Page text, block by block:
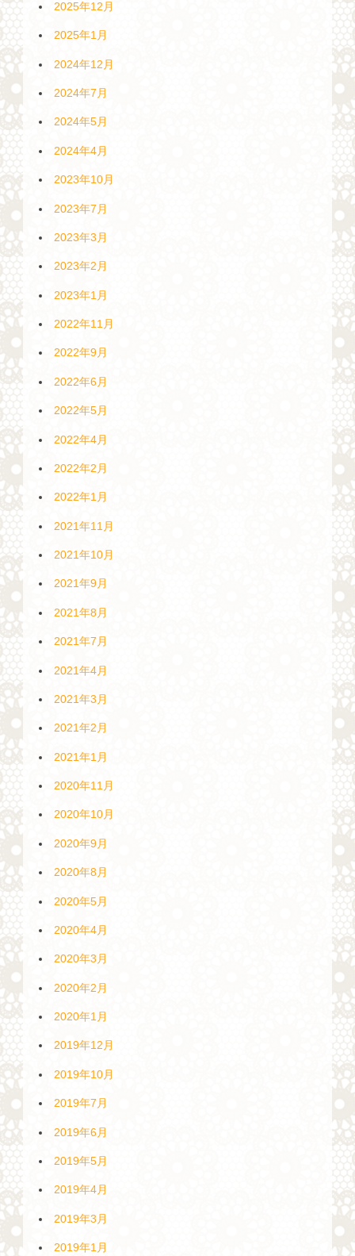
2025年12月
2025年1月
2024年12月
2024年7月
2024年5月
2024年4月
2023年10月
2023年7月
2023年3月
2023年2月
2023年1月
2022年11月
2022年9月
2022年6月
2022年5月
2022年4月
2022年2月
2022年1月
2021年11月
2021年10月
2021年9月
2021年8月
2021年7月
2021年4月
2021年3月
2021年2月
2021年1月
2020年11月
2020年10月
2020年9月
2020年8月
2020年5月
2020年4月
2020年3月
2020年2月
2020年1月
2019年12月
2019年10月
2019年7月
2019年6月
2019年5月
2019年4月
2019年3月
2019年1月